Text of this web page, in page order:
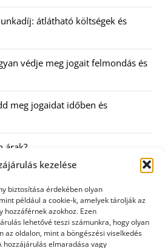
kezelése
biztosítása érdekében olyan
például a cookie-k, amelyek tárolják az
hozzáférnek azokhoz. Ezen
lehetővé teszi számunkra, hogy olyan
az oldalon, mint a böngészési viselkedés
hozzájárulás elmaradása vagy
átlátható költségek és
védje meg jogait felmondás és
meg jogaidat időben és
árak?